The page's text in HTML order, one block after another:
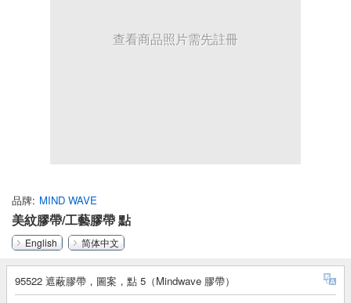
查看商品照片需先註冊
品牌 MIND WAVE
美紋膠帶/工藝膠帶 點
English 简体中文
95522 遮蔽膠帶，圖案，點 5（Mindwave 膠帶）